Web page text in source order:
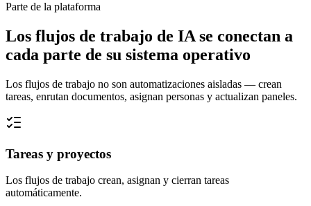
Parte de la plataforma
Los flujos de trabajo de IA se conectan a
cada parte de su sistema operativo
Los flujos de trabajo no son automatizaciones aisladas — crean
tareas, enrutan documentos, asignan personas y actualizan paneles.
Tareas y proyectos
Los flujos de trabajo crean, asignan y cierran tareas
automáticamente.